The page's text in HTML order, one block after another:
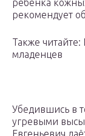
ребенка
рекомендует
Также
младенцев
Убедившись в
угревыми
Евгеньевич